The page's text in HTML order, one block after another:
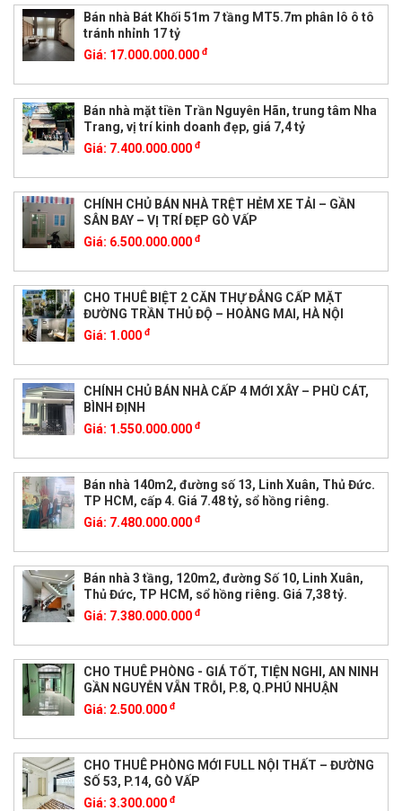
Bán nhà Bát Khối 51m 7 tầng MT5.7m phân lô ô tô
tránh nhỉnh 17 tỷ
Giá: 17.000.000.000 đ
Bán nhà mặt tiền Trần Nguyên Hãn, trung tâm Nha
Trang, vị trí kinh doanh đẹp, giá 7,4 tỷ
Giá: 7.400.000.000 đ
CHÍNH CHỦ BÁN NHÀ TRỆT HẺM XE TẢI – GẦN
SÂN BAY – VỊ TRÍ ĐẸP GÒ VẤP
Giá: 6.500.000.000 đ
CHO THUÊ BIỆT 2 CĂN THỰ ĐẲNG CẤP MẶT
ĐƯỜNG TRẦN THỦ ĐỘ – HOÀNG MAI, HÀ NỘI
Giá: 1.000 đ
CHÍNH CHỦ BÁN NHÀ CẤP 4 MỚI XÂY – PHÙ CÁT,
BÌNH ĐỊNH
Giá: 1.550.000.000 đ
Bán nhà 140m2, đường số 13, Linh Xuân, Thủ Đức.
TP HCM, cấp 4. Giá 7.48 tỷ, sổ hồng riêng.
Giá: 7.480.000.000 đ
Bán nhà 3 tầng, 120m2, đường Số 10, Linh Xuân,
Thủ Đức, TP HCM, sổ hồng riêng. Giá 7,38 tỷ.
Giá: 7.380.000.000 đ
CHO THUÊ PHÒNG - GIÁ TỐT, TIỆN NGHI, AN NINH
GẦN NGUYỄN VẴN TRỖI, P.8, Q.PHÚ NHUẬN
Giá: 2.500.000 đ
CHO THUÊ PHÒNG MỚI FULL NỘI THẤT – ĐƯỜNG
SỐ 53, P.14, GÒ VẤP
Giá: 3.300.000 đ